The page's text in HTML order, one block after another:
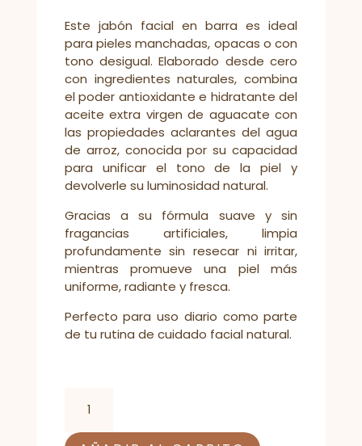
Este jabón facial en barra es ideal
para pieles manchadas, opacas o con
tono desigual. Elaborado desde cero
con ingredientes naturales, combina
el poder antioxidante e hidratante del
aceite extra virgen de aguacate con
las propiedades aclarantes del agua
de arroz, conocida por su capacidad
para unificar el tono de la piel y
devolverle su luminosidad natural.
Gracias a su fórmula suave y sin
fragancias artificiales, limpia
profundamente sin resecar ni irritar,
mientras promueve una piel más
uniforme, radiante y fresca.
Perfecto para uso diario como parte
de tu rutina de cuidado facial natural.
Facial
de